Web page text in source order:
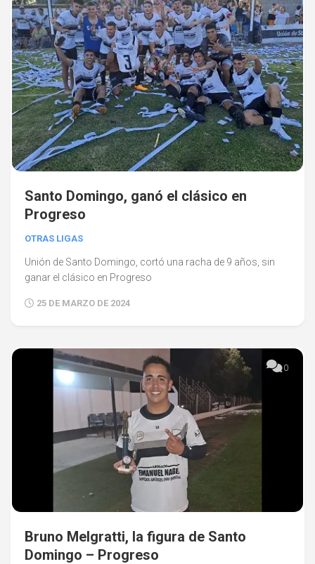
Santo Domingo, ganó el clásico en
Progreso
OTRAS LIGAS
Unión de Santo Domingo, cortó una racha de 9 años, sin
ganar el clásico en Progreso
25 DE MARZO DE 2024
0
Bruno Melgratti, la figura de Santo
Domingo – Progreso